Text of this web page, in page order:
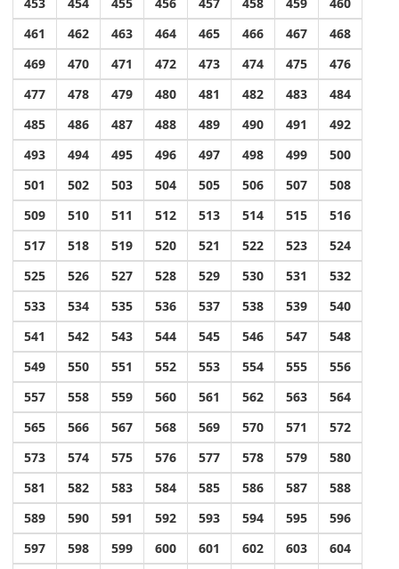
453
454 455 456 457 458 459
460
461
462 463 464 465 466 467
468
469
470 471 472 473 474 475
476
477
478 479 480 481 482 483
484
485
486 487 488 489 490 491
492
493
494 495 496 497 498 499
500
501
502 503 504 505 506 507
508
509
510 511 512 513 514 515
516
517
518 519 520 521 522 523
524
525
526 527 528 529 530 531
532
533
534 535 536 537 538 539
540
541
542 543 544 545 546 547
548
549
550 551 552 553 554 555
556
557
558 559 560 561 562 563
564
565
566 567 568 569 570 571
572
573
574 575 576 577 578 579
580
581
582 583 584 585 586 587
588
589
590 591 592 593 594 595
596
597
598 599 600 601 602 603
604